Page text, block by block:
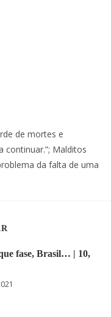
de mortes e
continuar.”; Malditos
da falta de uma
fase, Brasil… | 10,